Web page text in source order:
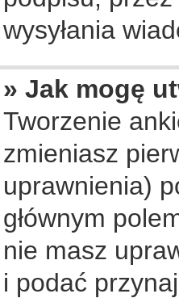
wysyłania
» Jak mogę
Tworzenie
zmieniasz
uprawnienia)
głównym
nie masz
i podać